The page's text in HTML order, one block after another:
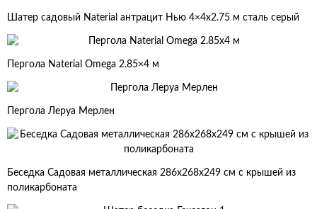
Шатер садовый Naterial антрацит Нью 4×4х2.75 м сталь серый
Пергола Naterial Omega 2.85×4 м
Пергола Леруа Мерлен
Беседка Садовая металлическая 286x268x249 см с крышей из
поликарбоната